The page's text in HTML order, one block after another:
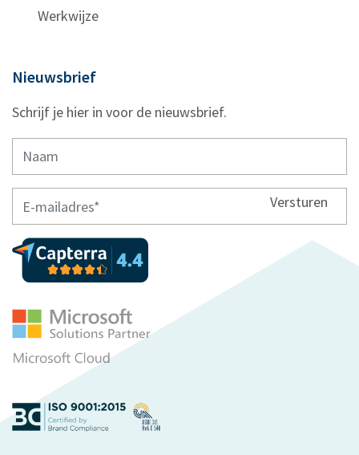
Werkwijze
Nieuwsbrief
Schrijf je hier in voor de nieuwsbrief.
Versturen